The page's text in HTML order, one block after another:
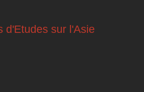
d'Etudes sur l'Asie